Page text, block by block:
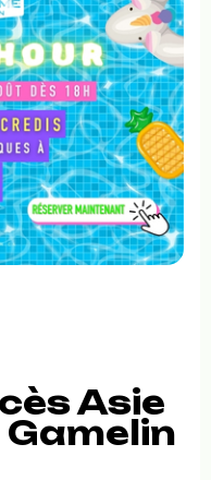
Asie